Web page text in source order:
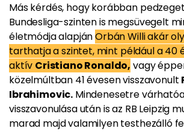
Más kérdés, hogy korábban
Bundesliga-szinten is megsüvegelt
életmódja alapjánOrbán Willi akár
tarthatja a szintet, mint például a 40
aktív Cristiano Ronaldo, vagy
közelmúltban 41 évesen visszavonult
Ibrahimovic. Mindenesetre
visszavonulása után is az RB Leipzig
marad majd valamilyen testhezálló